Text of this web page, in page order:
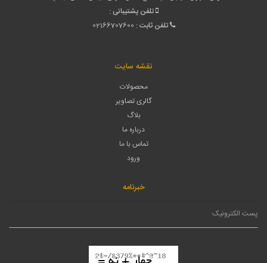
تلفن پشتیبانی :
تلفن ثابت : 02166707600
نقشه سایت
محصولات
گالری تصاویر
بلاگ
درباره ما
تماس با ما
ورود
خبرنامه